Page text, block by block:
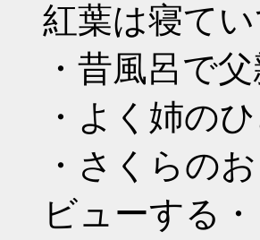
紅葉は寝て
・昔風呂で
・よく姉の
・さくらの
ビューする